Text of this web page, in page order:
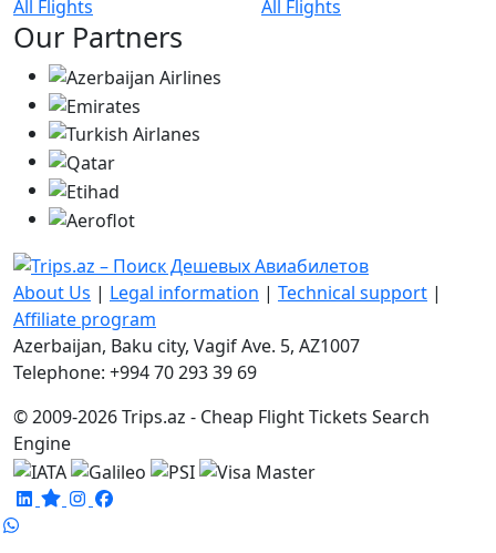
All Flights
All Flights
Our Partners
About Us | Legal information | Technical support |
Affiliate program
Azerbaijan, Baku city, Vagif Ave. 5, AZ1007
Telephone: +994 70 293 39 69
© 2009-2026 Trips.az - Cheap Flight Tickets Search
Engine